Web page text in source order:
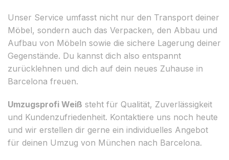
Unser Service umfasst nicht nur den Transport deiner
Möbel, sondern auch das Verpacken, den Abbau und
Aufbau von Möbeln sowie die sichere Lagerung deiner
Gegenstände. Du kannst dich also entspannt
zurücklehnen und dich auf dein neues Zuhause in
Barcelona freuen.
Umzugsprofi Weiß steht für Qualität, Zuverlässigkeit
und Kundenzufriedenheit. Kontaktiere uns noch heute
und wir erstellen dir gerne ein individuelles Angebot
für deinen Umzug von München nach Barcelona.